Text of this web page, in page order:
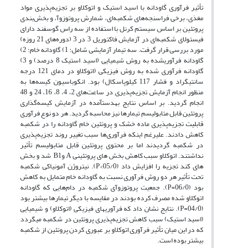
تأثیر فرآوری گاودانه با اسید استیک و اتوکلاو بر تجزیه‌پذیری مواد
مغذی، برخی فراسنجه‌های شکمبه‌ای، شمارش پروتوزوآ، و بخش‌بندی
پروتئین بر اساس سیستم کرنل با استفاده از سه راس گوسفند دارای
فیستولای شکمبه‌ای در آزمایش فاکتوریل 3 در 3 (دوره‌های 21 روزه)
مورد بررسی قرار گرفت. سه تیمار آزمایشی شامل؛ 1) گاودانه خام؛ 2)
گاودانه فرآوری­شده به روش شیمیایی (اسید استیک 8 درصد) و 3)
گاودانه فرآوری شده به روش فیزیکی (اتوکلاو در دمای 121 درجه
سانتیگراد و فشار 117 کیلوپاسکال) بود. انکوباسیون کیسه‌ها به
منظور انجام آزمایش تجزیه‌پذیری در ساعت‌های 2، 4، 8، 16، 24 و 48
انجام گردید. بر اساس نتایج به­دست­آمده در آزمایش کیسه‌گذاری
پروتئین قابل متابولیسم تیمارها نیز محاسبه گردید. هر دو نوع فرآوری
قابلیت تجزیه‌پذیری ماده خشک و پروتئین خام گاودانه را در شکمبه
کاهش دادند. علیرغم این­که فرآوری‌ها سبب تغییر روند تجزیه‌پذیری
در شکمبه گردیدند اما بر محتوی پروتئین قابل متابولیسم تأثیر
نداشتند. اتوکلاو سبب کاهش بخش های پروتئینی A وB1 شد و بخش
های کند تجزیه را افزایش داد (05/0>P). نیتروژن آمونیاکی شکمبه
تحت تأثیر هر دو روش فرآوری نسبت به گاودانه خام متمایل به کاهش
بود (06/0=P). جمعیت پروتوزوآی شکمبه در دام‌هایی که گاودانه
اتوکلاو شده مصرف کرده بودند در مقایسه با دیگر تیمارها بیشتر بود
(04/0=P). نتایج نشان داد که فرآوریهای فیزیکی (اتوکلاو) و شیمیایی
(اسید استیک) سبب کاهش تجزیه‌پذیری پروتئین در شکمبه می­گردد
که در این میان تأثیر فرآوری اتوکلاو بر عبوری کردن پروتئین از شکمبه
بیشتر بوده است.